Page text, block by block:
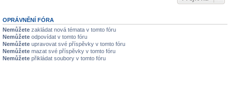
OPRÁVNĚNÍ FÓRA
Nemůžete zakládat nová témata v tomto fóru
Nemůžete odpovídat v tomto fóru
Nemůžete upravovat své příspěvky v tomto fóru
Nemůžete mazat své příspěvky v tomto fóru
Nemůžete přikládat soubory v tomto fóru